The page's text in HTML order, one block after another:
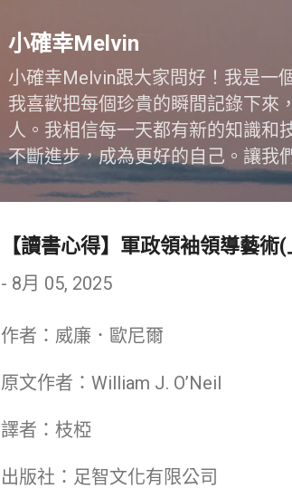
小確幸Melvin
小確幸Melvin跟大家問好！我是一
我喜歡把每個珍貴的瞬間記錄下來
人。我相信每一天都有新的知識和
不斷進步，成為更好的自己。讓我
【讀書心得】軍政領袖領導藝術(
- 8月 05, 2025
作者：威廉．歐尼爾
原文作者：William J. O’Neil
譯者：枝椏
出版社：足智文化有限公司